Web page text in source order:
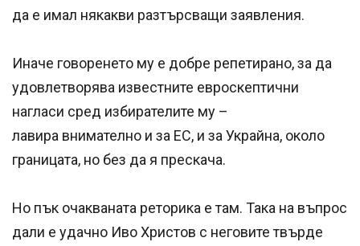
да е имал някакви разтърсващи заявления.
Иначе говоренето му е добре репетирано, за да
удовлетворява известните евроскептични
нагласи сред избирателите му –
лавира внимателно и за ЕС, и за Украйна, около
границата, но без да я прескача.
Но пък очакваната реторика е там. Така на въпрос
дали е удачно Иво Христов с неговите твърде